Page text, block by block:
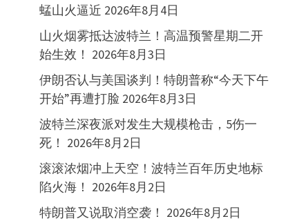
蜢山火逼近 2026年8月4日
山火烟雾抵达波特兰！高温预警星期二开
始生效！ 2026年8月3日
伊朗否认与美国谈判！特朗普称“今天下午
开始”再遭打脸 2026年8月3日
波特兰深夜派对发生大规模枪击，5伤一
死！ 2026年8月2日
滚滚浓烟冲上天空！波特兰百年历史地标
陷火海！ 2026年8月2日
特朗普又说取消空袭！ 2026年8月2日